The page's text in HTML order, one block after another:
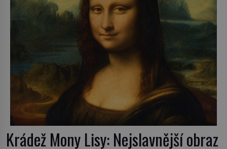
Krádež Mony Lisy: Nejslavnější obraz